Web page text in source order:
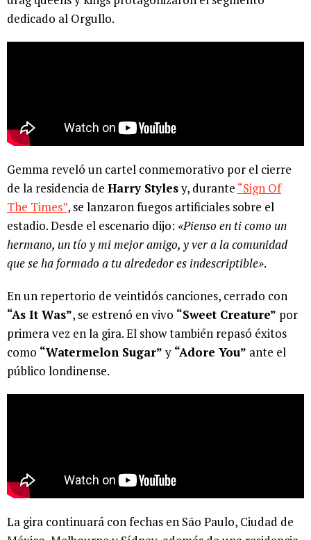
dedicado al Orgullo.
Gemma reveló un cartel conmemorativo por el cierre
de la residencia de Harry Stylesy, durante “Sign Of
The Times”, se lanzaron fuegos artificiales sobre el
estadio. Desde el escenario dijo: «Pienso en ti como un
hermano, un tío y mi mejor amigo, y ver a la comunidad
que se ha formado a tu alrededor es indescriptible».
En un repertorio de veintidós canciones, cerrado con
“As It Was”, se estrenó en vivo “Sweet Creature” por
primera vez en la gira. El show también repasó éxitos
como “Watermelon Sugar”y “Adore You” ante el
público londinense.
La gira continuará con fechas en São Paulo, Ciudad de